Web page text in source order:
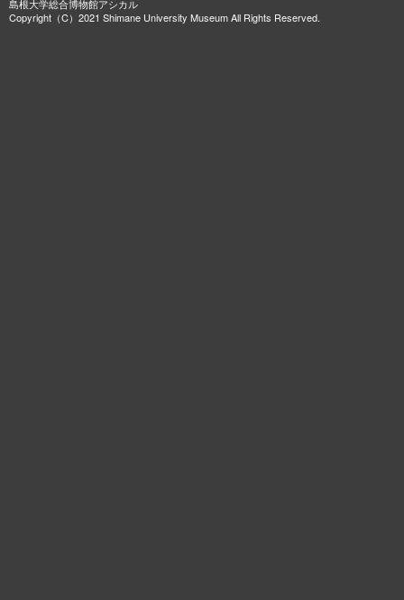
島根大学総合博物館アシカル
Copyright（C）2021 Shimane University Museum All Rights Reserved.